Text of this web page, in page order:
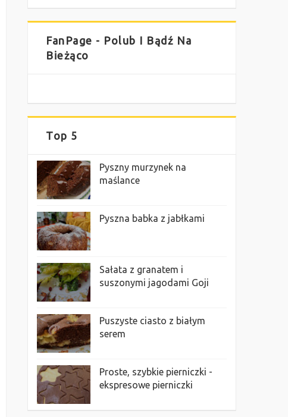
FanPage - Polub I Bądź Na
Bieżąco
Top 5
Pyszny murzynek na
maślance
Pyszna babka z jabłkami
Sałata z granatem i
suszonymi jagodami Goji
Puszyste ciasto z białym
serem
Proste, szybkie pierniczki -
ekspresowe pierniczki